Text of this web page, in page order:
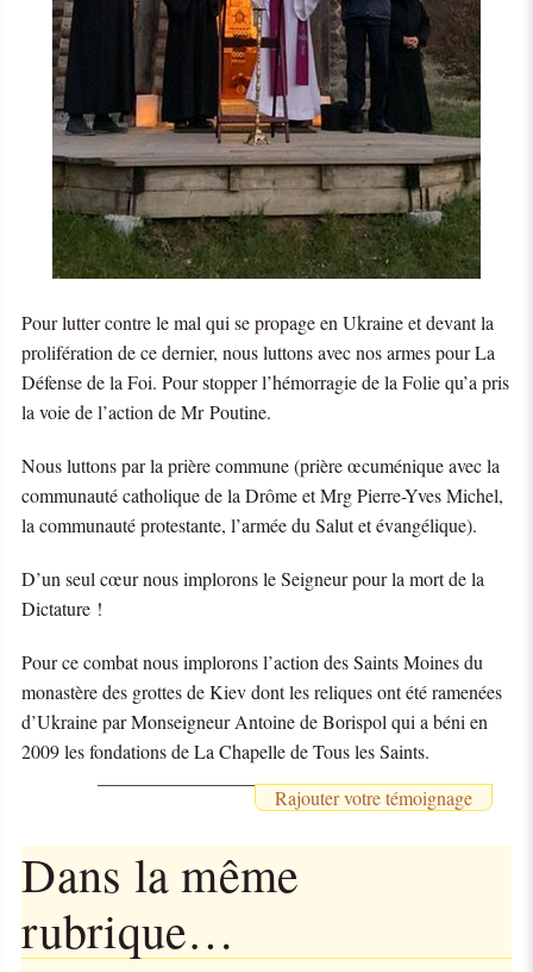
Pour lutter contre le mal qui se propage en Ukraine et devant la
prolifération de ce dernier, nous luttons avec nos armes pour La
Défense de la Foi. Pour stopper l’hémorragie de la Folie qu’a pris
la voie de l’action de Mr Poutine.
Nous luttons par la prière commune (prière œcuménique avec la
communauté catholique de la Drôme et Mrg Pierre-Yves Michel,
la communauté protestante, l’armée du Salut et évangélique).
D’un seul cœur nous implorons le Seigneur pour la mort de la
Dictature !
Pour ce combat nous implorons l’action des Saints Moines du
monastère des grottes de Kiev dont les reliques ont été ramenées
d’Ukraine par Monseigneur Antoine de Borispol qui a béni en
2009 les fondations de La Chapelle de Tous les Saints.
Rajouter votre témoignage
Dans la même
rubrique…